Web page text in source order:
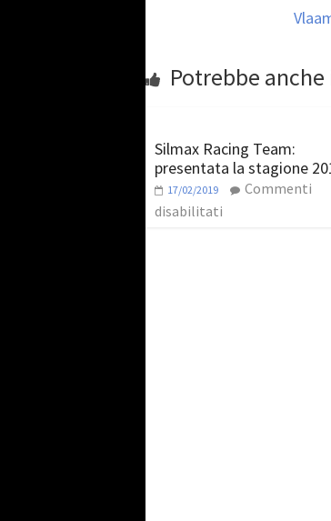
Potrebbe
Silmax Racing Team:
presentata la stagione
17/02/2019
Commenti
disabilitati